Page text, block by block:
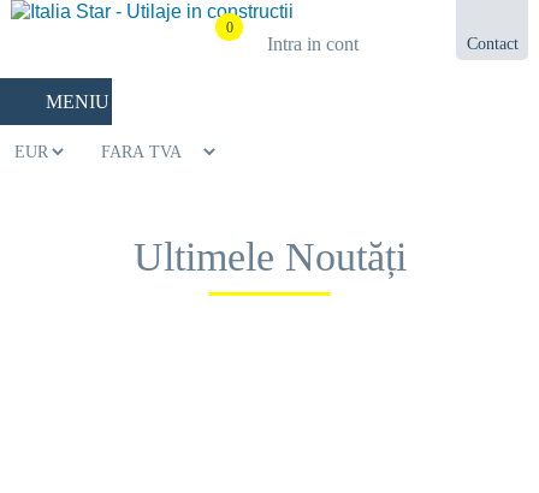
0
Intra in cont Contact
MENIU
Ultimele Noutăți